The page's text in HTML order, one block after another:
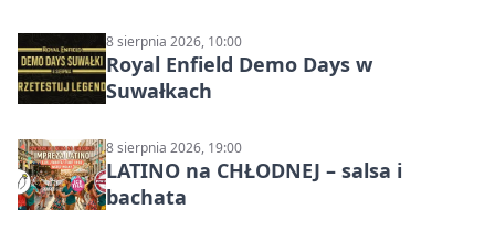
DZŪKIJOS – jednodienė kelionė
8 sierpnia 2026, 10:00
Royal Enfield Demo Days w
Suwałkach
8 sierpnia 2026, 19:00
LATINO na CHŁODNEJ – salsa i
bachata